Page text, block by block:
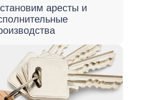
ограничения на
за границу